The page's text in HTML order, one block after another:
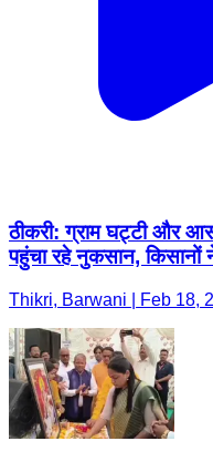
ठीकरी: ग्राम घट्टी और
पहुंचा रहे नुकसान, किसानों
Thikri, Barwani | Feb 18,